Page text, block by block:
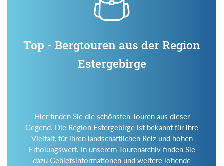
Top - Bergtouren aus der Region
Estergebirge
Hier finden Sie die schönsten Touren aus dieser
Gegend. Die Region Estergebirge ist bekannt für ihre
Vielfalt, für ihren landschaftlichen Reiz und hohen
Erholungswert. In unserem Tourenarchiv finden Sie
dazu Gebietsinformationen und weitere lohende